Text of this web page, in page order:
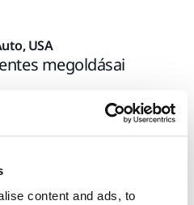
content and ads, to
USA
megoldásai